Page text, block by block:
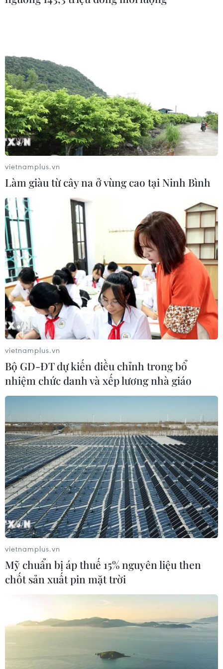
vietnamplus.vn
Làm giàu từ cây na ở vùng cao tại Ninh Bình
vietnamplus.vn
Bộ GD-ĐT dự kiến điều chỉnh trong bổ
nhiệm chức danh và xếp lương nhà giáo
vietnamplus.vn
Mỹ chuẩn bị áp thuế 15% nguyên liệu then
chốt sản xuất pin mặt trời